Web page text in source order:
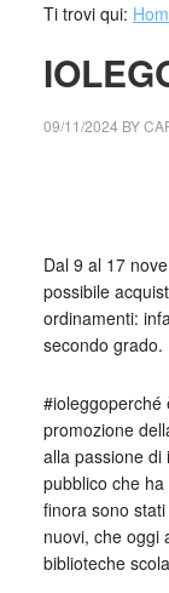
Ti trovi qui:
09/11/2024 BY
Dal 9 al 17
possibile
ordinamenti:
secondo grado.
#ioleggoperché
promozione
alla passione di
pubblico che
finora sono
nuovi, che oggi
biblioteche